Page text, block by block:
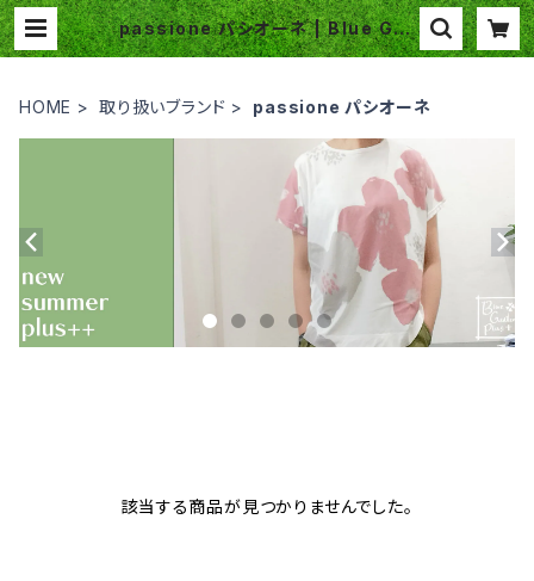
passione パシオーネ | Blue Gar
den Plus
HOME 取り扱いブランド passione パシオーネ
該当する商品が見つかりませんでした。